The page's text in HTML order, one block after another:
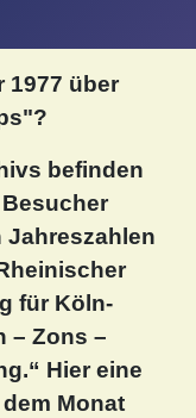
1977 über
befinden
Jahreszahlen
für Köln-
– Zons –
Hier eine
Monat